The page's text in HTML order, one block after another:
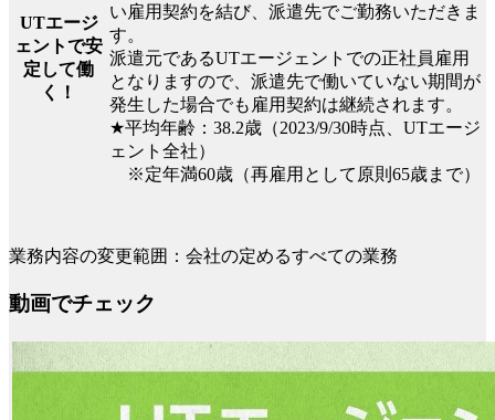
UTエージ
ェントで安
定して働
く！
い雇用契約を結び、派遣先でご勤務いただきま
す。
派遣元であるUTエージェントでの正社員雇用
となりますので、派遣先で働いていない期間が
発生した場合でも雇用契約は継続されます。
★平均年齢：38.2歳（2023/9/30時点、UTエージ
ェント全社）
※定年満60歳（再雇用として原則65歳まで）
業務内容の変更範囲：会社の定めるすべての業務
動画でチェック